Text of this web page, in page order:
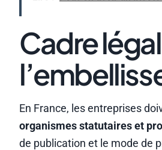
Cadre
En France, les entreprises
organismes statutaires et
de publication et le mode de